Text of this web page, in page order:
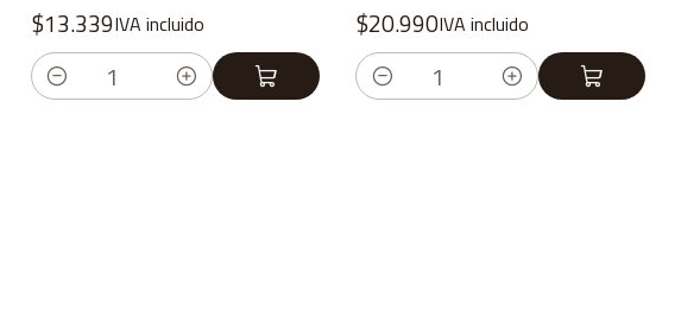
$13.339IVA incluido
Cantidad
$20.990IVA incluido
Cantidad